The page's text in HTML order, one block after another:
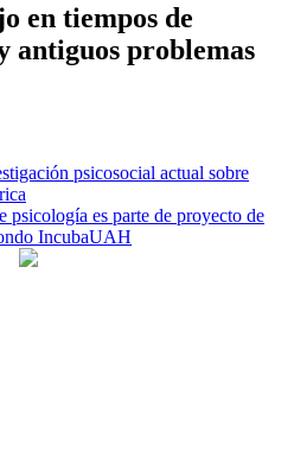
en tiempos de
antiguos problemas
psicosocial actual sobre
psicología es parte de proyecto de
IncubaUAH